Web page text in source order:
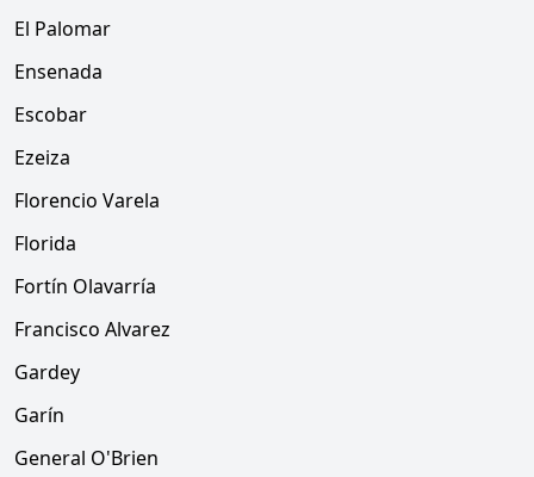
El Palomar
Ensenada
Escobar
Ezeiza
Florencio Varela
Florida
Fortín Olavarría
Francisco Alvarez
Gardey
Garín
General O'Brien